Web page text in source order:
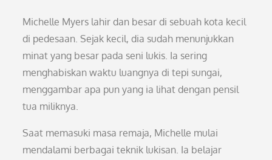
Michelle Myers lahir dan besar di sebuah kota kecil
di pedesaan. Sejak kecil, dia sudah menunjukkan
minat yang besar pada seni lukis. Ia sering
menghabiskan waktu luangnya di tepi sungai,
menggambar apa pun yang ia lihat dengan pensil
tua miliknya.
Saat memasuki masa remaja, Michelle mulai
mendalami berbagai teknik lukisan. Ia belajar